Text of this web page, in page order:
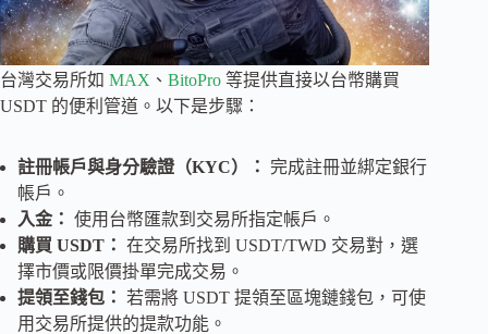
台灣交易所如 MAX 、 BitoPro 等提供直接以台幣購買
USDT 的便利管道。以下是步驟：
註冊帳戶與身分驗證（KYC）：
完成註冊並綁定銀行
帳戶。
入金： 使用台幣匯款到交易所指定帳戶。
購買 USDT： 在交易所找到 USDT/TWD 交易對，選
擇市價或限價掛單完成交易。
提領至錢包： 若需將 USDT 提領至區塊鏈錢包，可使
用交易所提供的提款功能。